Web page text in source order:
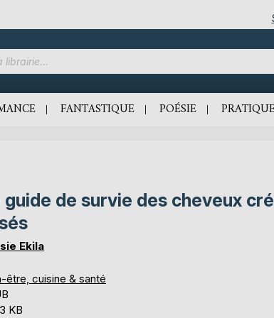
FANTASTIQUE POÉSIE
guide de survie des cheveux
Ekila
être, cuisine & santé
KB